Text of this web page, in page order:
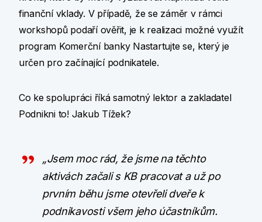
finanční vklady. V případě, že se záměr v rámci
workshopů podaří ověřit, je k realizaci možné využít
program Komerční banky Nastartujte se, který je
určen pro začínající podnikatele.
Co ke spolupráci říká samotný lektor a zakladatel
Podnikni to! Jakub Tížek?
„Jsem moc rád, že jsme na těchto
aktivách začali s KB pracovat a už po
prvním běhu jsme otevřeli dveře k
podnikavosti všem jeho účastníkům.